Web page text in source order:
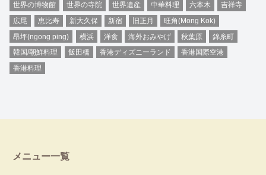
世界の博物館
世界の寺院 世界遺産 中華料理 六本木
吉祥寺
広尾
恵比寿 新大久保 新宿 旧正月
旺角(Mong Kok)
昂坪(ngong ping)
横浜 洋食 海外おみやげ 秋葉原
錦糸町
韓国/朝鮮料理
飯田橋 香港ディズニーランド
香港国際空港
香港料理
メニュー一覧